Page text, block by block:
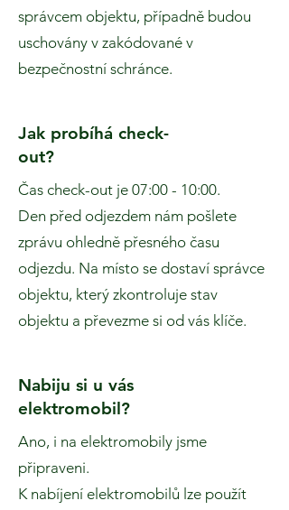
správcem objektu, případně budou
uschovány v zakódované v
bezpečnostní schránce.
Jak probíhá check-
out?
Čas check-out je 07:00 - 10:00.
Den před odjezdem nám pošlete
zprávu ohledně přesného času
odjezdu. Na místo se dostaví správce
objektu, který zkontroluje stav
objektu a převezme si od vás klíče.
Nabiju si u vás
elektromobil?
Ano, i na elektromobily jsme
připraveni.
K nabíjení elektromobilů lze použít